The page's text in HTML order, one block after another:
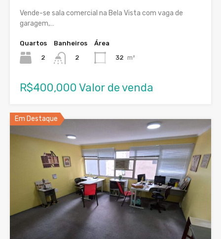
Vende-se sala comercial na Bela Vista com vaga de
garagem,…
Quartos
2
Banheiros
2
Área
32 m²
R$400,000 Valor de venda
Em Destaque